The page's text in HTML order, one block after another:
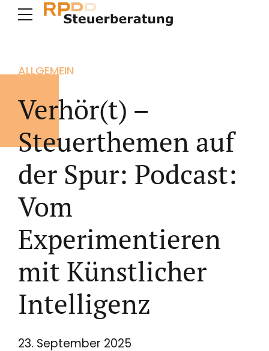
ALLGEMEIN
Verhör(t) –
Steuerthemen auf
der Spur: Podcast:
Vom
Experimentieren
mit Künstlicher
Intelligenz
23. September 2025